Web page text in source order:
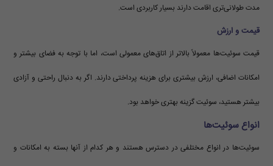
مدت طولانی‌تری اقامت دارند بسیار کاربردی است.
قیمت و ارزش
قیمت سوئیت‌ها معمولاً بالاتر از اتاق‌های معمولی است، اما با توجه به فضای بیشتر و
امکانات اضافی، ارزش بیشتری برای هزینه پرداختی دارند. اگر به دنبال راحتی و آزادی
بیشتر هستید، سوئیت گزینه بهتری خواهد بود.
انواع سوئیت‌ها
سوئیت‌ها در انواع مختلفی در دسترس هستند و هر کدام از آنها بسته به امکانات و